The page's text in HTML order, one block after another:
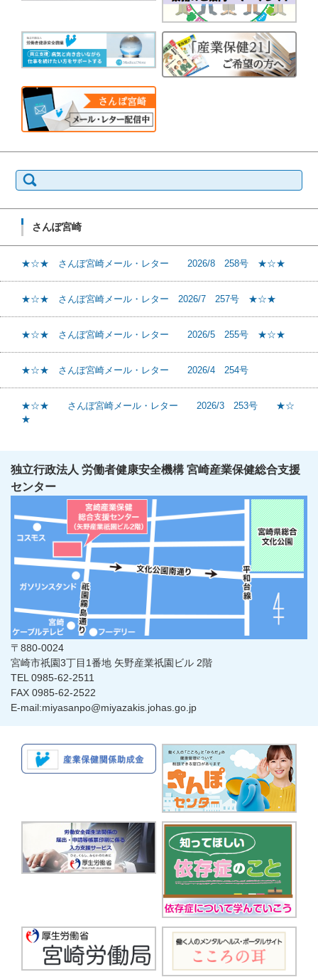
索:
さんぽ宮崎
★☆★ さんぽ宮崎メール・レター 2026/8 258号 ★☆★
★☆★ さんぽ宮崎メール・レター 2026/7 257号 ★☆★
★☆★ さんぽ宮崎メール・レター 2026/5 255号 ★☆★
★☆★ さんぽ宮崎メール・レター 2026/4 254号
★☆★ さんぽ宮崎メール・レター 2026/3 253号 ★☆
★
独立行政法人 労働者健康安全機構 宮崎産業保健総合支援
センター
〒880-0024
宮崎市祇園3丁目1番地 矢野産業祇園ビル 2階
TEL 0985-62-2511
FAX 0985-62-2522
E-mail:miyasanpo@miyazakis.johas.go.jp